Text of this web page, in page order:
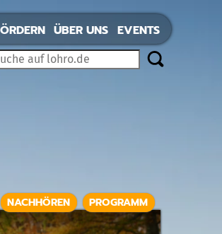
ÜBER UNS EVENTS
NACHHÖREN PROGRAMM